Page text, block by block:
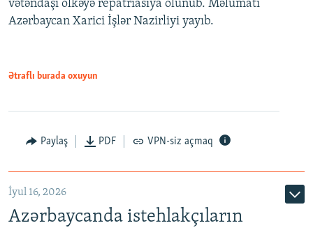
vətəndaşı ölkəyə repatriasiya olunub. Məlumatı
Azərbaycan Xarici İşlər Nazirliyi yayıb.
Ətraflı burada oxuyun
Paylaş PDF VPN-siz açmaq
İyul 16, 2026
Azərbaycanda istehlakçıların